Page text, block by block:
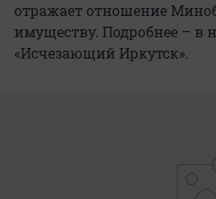
отражает отношение
имуществу. Подробнее – в
«Исчезающий Иркутск».